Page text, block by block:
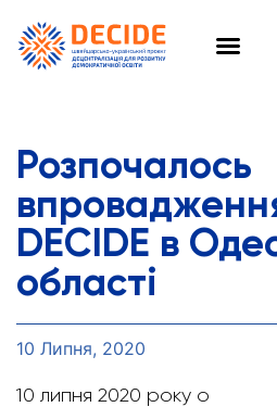
Розпочалось
DECIDE в
області
10 Липня, 2020
10 липня 2020 року о